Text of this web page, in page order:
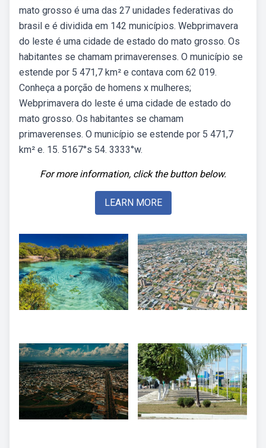
mato grosso é uma das 27 unidades federativas do
brasil e é dividida em 142 municípios. Webprimavera
do leste é uma cidade de estado do mato grosso. Os
habitantes se chamam primaverenses. O município se
estende por 5 471,7 km² e contava com 62 019.
Conheça a porção de homens x mulheres;
Webprimavera do leste é uma cidade de estado do
mato grosso. Os habitantes se chamam
primaverenses. O município se estende por 5 471,7
km² e. 15. 5167°s 54. 3333°w.
For more information, click the button below.
LEARN MORE